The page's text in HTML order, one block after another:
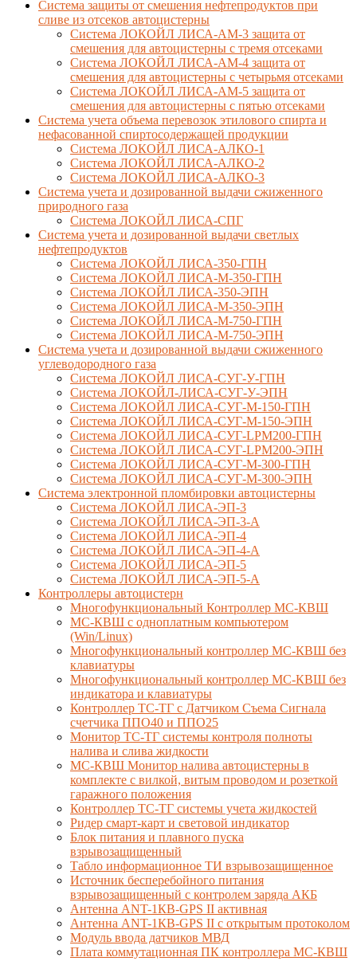
Система защиты от смешения нефтепродуктов при
сливе из отсеков автоцистерны
Система ЛОКОЙЛ ЛИСА-AM-3 защита от
смешения для автоцистерны с тремя отсеками
Система ЛОКОЙЛ ЛИСА-AM-4 защита от
смешения для автоцистерны с четырьмя отсеками
Система ЛОКОЙЛ ЛИСА-AM-5 защита от
смешения для автоцистерны с пятью отсеками
Система учета объема перевозок этилового спирта и
нефасованной спиртосодержащей продукции
Система ЛОКОЙЛ ЛИСА-AЛКО-1
Система ЛОКОЙЛ ЛИСА-АЛКО-2
Система ЛОКОЙЛ ЛИСА-АЛКО-3
Система учета и дозированной выдачи сжиженного
природного газа
Система ЛОКОЙЛ ЛИСА-СПГ
Система учета и дозированной выдачи светлых
нефтепродуктов
Система ЛОКОЙЛ ЛИСА-350-ГПН
Система ЛОКОЙЛ ЛИСА-М-350-ГПН
Система ЛОКОЙЛ ЛИСА-350-ЭПН
Система ЛОКОЙЛ ЛИСА-М-350-ЭПН
Система ЛОКОЙЛ ЛИСА-М-750-ГПН
Система ЛОКОЙЛ ЛИСА-М-750-ЭПН
Система учета и дозированной выдачи сжиженного
углеводородного газа
Система ЛОКОЙЛ ЛИСА-СУГ-У-ГПН
Система ЛОКОЙЛ-ЛИСА-СУГ-У-ЭПН
Система ЛОКОЙЛ ЛИСА-СУГ-М-150-ГПН
Система ЛОКОЙЛ ЛИСА-СУГ-М-150-ЭПН
Система ЛОКОЙЛ ЛИСА-СУГ-LPM200-ГПН
Система ЛОКОЙЛ ЛИСА-СУГ-LPM200-ЭПН
Система ЛОКОЙЛ ЛИСА-СУГ-М-300-ГПН
Система ЛОКОЙЛ ЛИСА-СУГ-М-300-ЭПН
Система электронной пломбировки автоцистерны
Система ЛОКОЙЛ ЛИСА-ЭП-3
Система ЛОКОЙЛ ЛИСА-ЭП-3-А
Система ЛОКОЙЛ ЛИСА-ЭП-4
Система ЛОКОЙЛ ЛИСА-ЭП-4-А
Система ЛОКОЙЛ ЛИСА-ЭП-5
Система ЛОКОЙЛ ЛИСА-ЭП-5-А
Контроллеры автоцистерн
Многофункциональный Контроллер МС-КВШ
МС-КВШ с одноплатным компьютером
(Win/Linux)
Многофункциональный контроллер МС-КВШ без
клавиатуры
Многофункциональный контроллер МС-КВШ без
индикатора и клавиатуры
Контроллер ТС-ТГ с Датчиком Съема Сигнала
счетчика ППО40 и ППО25
Монитор ТС-ТГ системы контроля полноты
налива и слива жидкости
МС-КВШ Монитор налива автоцистерны в
комплекте с вилкой, витым проводом и розеткой
гаражного положения
Контроллер ТС-ТГ системы учета жидкостей
Ридер смарт-карт и световой индикатор
Блок питания и плавного пуска
взрывозащищенный
Табло информационное ТИ взрывозащищенное
Источник бесперебойного питания
взрывозащищенный с контролем заряда АКБ
Антенна ANT-1КВ-GPS II активная
Антенна ANT-1КВ-GPS II с открытым протоколом
Модуль ввода датчиков МВД
Плата коммутационная ПК контроллера МС-КВШ